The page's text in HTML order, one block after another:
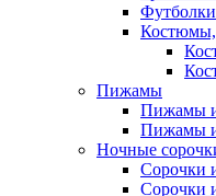
Пижамы
Пижамы
Пижамы
Ночные
Сорочки
Сорочки